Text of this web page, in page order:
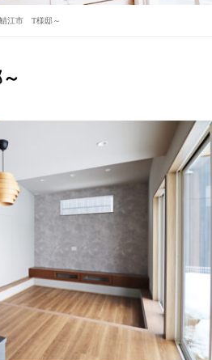
江市 T様邸～